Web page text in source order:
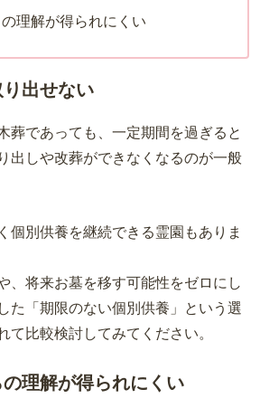
理解が得られにくい
出せない
葬であっても、一定期間を過ぎると
出しや改葬ができなくなるのが一般
個別供養を継続できる霊園もありま
、将来お墓を移す可能性をゼロにし
た「期限のない個別供養」という選
て比較検討してみてください。
理解が得られにくい